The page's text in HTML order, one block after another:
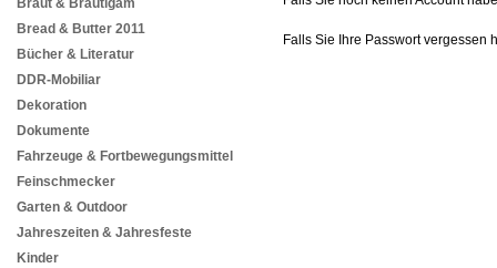
Braut & Bräutigam
Bread & Butter 2011
Bücher & Literatur
DDR-Mobiliar
Dekoration
Dokumente
Fahrzeuge & Fortbewegungsmittel
Feinschmecker
Garten & Outdoor
Jahreszeiten & Jahresfeste
Kinder
Falls Sie Ihre Passwort vergessen